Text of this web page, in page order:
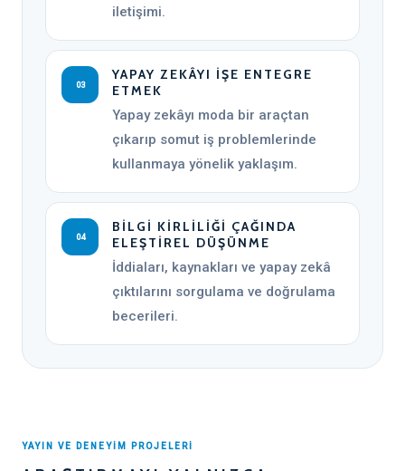
iletişimi.
03
YAPAY ZEKÂYI İŞE ENTEGRE
ETMEK
Yapay zekâyı moda bir araçtan
çıkarıp somut iş problemlerinde
kullanmaya yönelik yaklaşım.
04
BILGI KIRLILIĞI ÇAĞINDA
ELEŞTIREL DÜŞÜNME
İddiaları, kaynakları ve yapay zekâ
çıktılarını sorgulama ve doğrulama
becerileri.
YAYIN VE DENEYİM PROJELERİ